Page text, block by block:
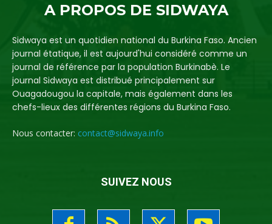
A PROPOS DE SIDWAYA
Sidwaya est un quotidien national du Burkina Faso. Ancien
journal étatique, il est aujourd'hui considéré comme un
journal de référence par la population Burkinabè. Le
journal Sidwaya est distribué principalement sur
Ouagadougou la capitale, mais également dans les
chefs-lieux des différentes régions du Burkina Faso.
Nous contacter: contact@sidwaya.info
SUIVEZ NOUS